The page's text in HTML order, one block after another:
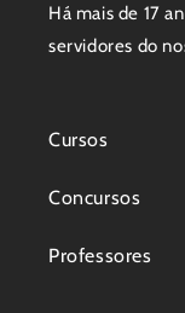
Há mais de 17
servidores do
Cursos
Concursos
Professores